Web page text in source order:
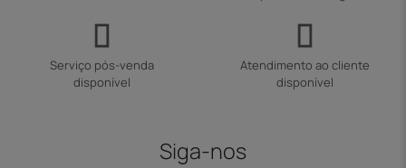
Serviço pós-venda
disponível
Atendimento ao cliente
disponível
Siga-nos